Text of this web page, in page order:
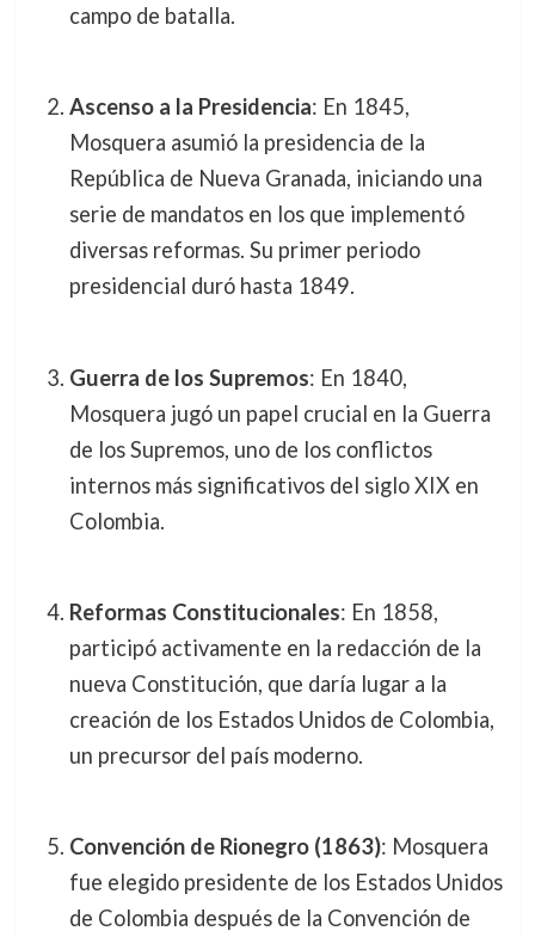
campo de batalla.
Ascenso a la Presidencia: En 1845,
Mosquera asumió la presidencia de la
República de Nueva Granada, iniciando una
serie de mandatos en los que implementó
diversas reformas. Su primer periodo
presidencial duró hasta 1849.
Guerra de los Supremos: En 1840,
Mosquera jugó un papel crucial en la Guerra
de los Supremos, uno de los conflictos
internos más significativos del siglo XIX en
Colombia.
Reformas Constitucionales: En 1858,
participó activamente en la redacción de la
nueva Constitución, que daría lugar a la
creación de los Estados Unidos de Colombia,
un precursor del país moderno.
Convención de Rionegro (1863): Mosquera
fue elegido presidente de los Estados Unidos
de Colombia después de la Convención de